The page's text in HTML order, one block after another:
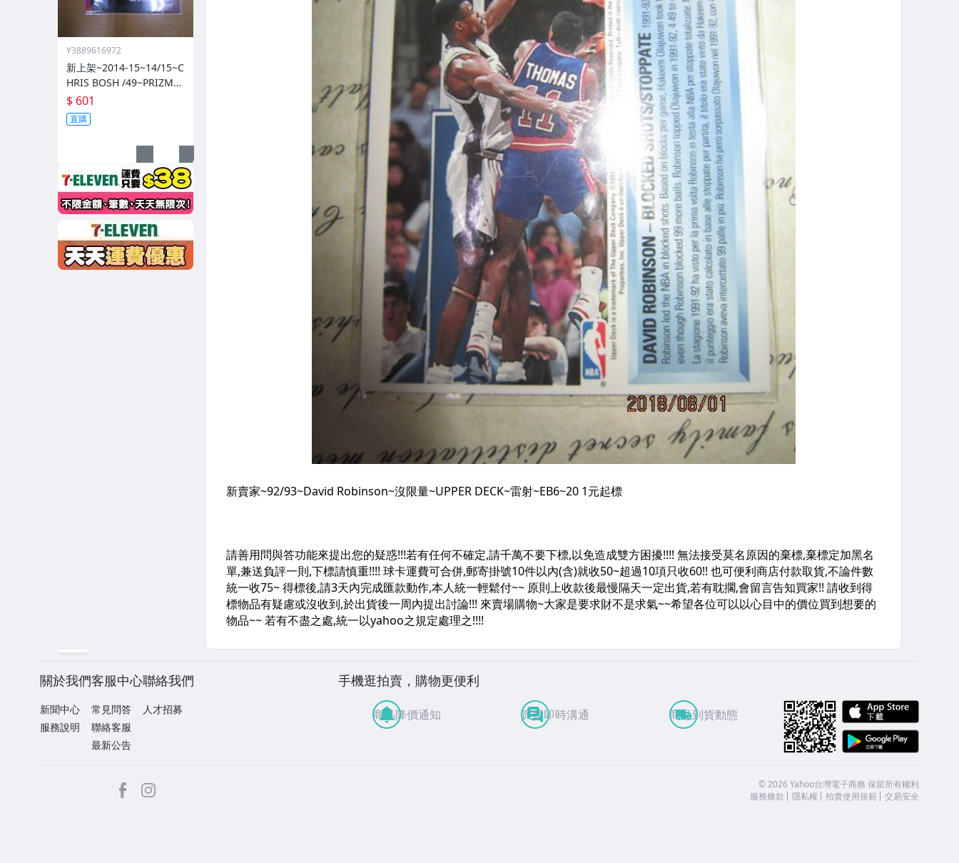
Y3889616972
新上架~2014-15~14/15~C
HRIS BOSH /49~PRIZM~S
ILVER~紅亮~低限量/49~1
060114-1
$ 601
直購
關於我們
新聞中心
服務說明
客服中心
常見問答
聯絡客服
最新公告
聯絡我們
人才招募
手機逛拍賣，購物更便利
商品降價通知 買賣即時溝通 商品到貨動態
facebook ©2026 Yahoo台灣電子商務 保留所有權利
服務條款
隱私權 拍賣使用規範 交易安全